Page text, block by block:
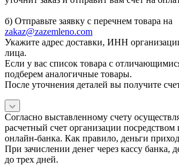
б) Отправьте заявку с перечнем товара на
zakaz@zazemleno.com
Укажите адрес доставки, ИНН
лица.
Если у вас список товара с
подберем аналогичные товары.
После уточнения деталей вы получите
Согласно выставленному счету
расчетный счет организации
онлайн-банка. Как правило, деньги
При зачислении денег через кассу банка,
до трех дней.